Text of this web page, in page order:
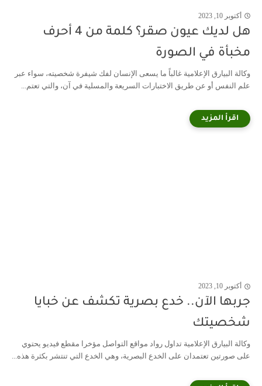
أكتوبر 10, 2023
هل لديك عيون صقر؟ كلمة من 4 أحرف
مخبأة في الصورة
وكالة البيارق الإعلامية غالباً ما يسعى الإنسان لفك شيفرة شخصيته، سواء عبر
علم النفس أو عن طريق الاختبارات السريعة والمسلية في آن، والتي تعتم...
أكتوبر 10, 2023
جربها الآن.. خدع بصرية تكشف عن خبايا
شخصيتك
وكالة البيارق الإعلامية تداول رواد مواقع التواصل مؤخرا مقطع فيديو يحتوي
على صورتين تعتمدان على الخدع البصرية، وهي الخدع التي تنتشر بكثرة هذه...